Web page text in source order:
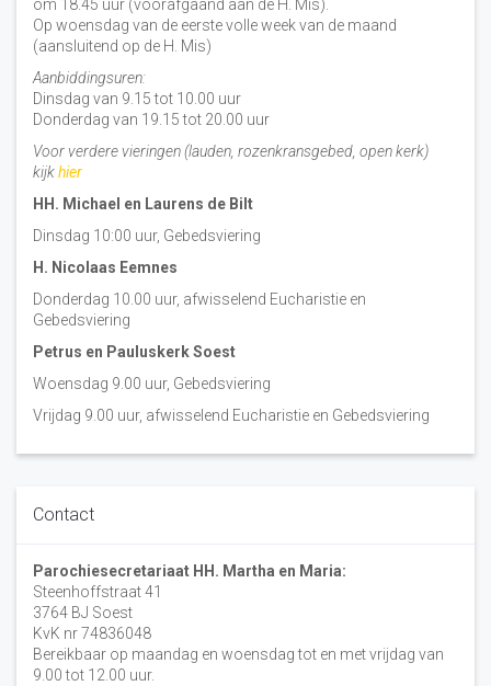
om 18.45 uur (voorafgaand aan de H. Mis).
Op woensdag van de eerste volle week van de maand
(aansluitend op de H. Mis)
Aanbiddingsuren:
Dinsdag van 9.15 tot 10.00 uur
Donderdag van 19.15 tot 20.00 uur
Voor verdere vieringen (lauden, rozenkransgebed, open kerk)
kijkhier
HH. Michael en Laurens de Bilt
Dinsdag 10:00 uur, Gebedsviering
H. Nicolaas Eemnes
Donderdag 10.00 uur, afwisselend Eucharistie en
Gebedsviering
Petrus en Pauluskerk Soest
Woensdag 9.00 uur, Gebedsviering
Vrijdag 9.00 uur, afwisselend Eucharistie en Gebedsviering
Contact
Parochiesecretariaat HH. Martha en Maria:
Steenhoffstraat 41
3764 BJ Soest
KvK nr 74836048
Bereikbaar op maandag en woensdag tot en met vrijdag van
9.00 tot 12.00 uur.